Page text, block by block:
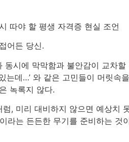
따야 할 평생 자격증 현실 조언
어든 당신.
시에 막막함과 불안감이 교차할
는데…’ 와 같은 고민들이 머릿
녹록지 않다.
, 미리 대비하지 않으면 예상치
라는 든든한 무기를 준비하는